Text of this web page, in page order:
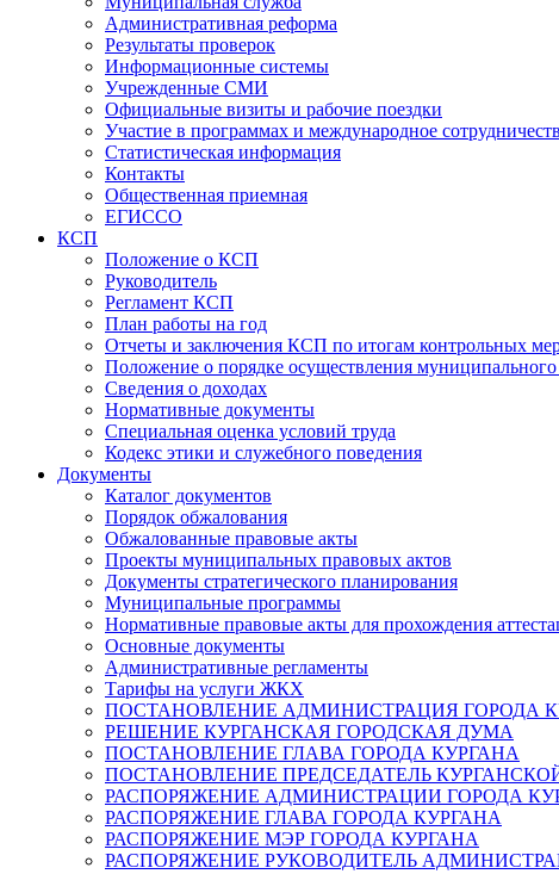
Административная реформа
Результаты проверок
Информационные системы
Учрежденные СМИ
Официальные визиты и рабочие поездки
Участие в программах и международное
Статистическая информация
Контакты
Общественная приемная
ЕГИССО
КСП
Положение о КСП
Руководитель
Регламент КСП
План работы на год
Отчеты и заключения КСП по итогам контрольных
Положение о порядке осуществления
Сведения о доходах
Нормативные документы
Специальная оценка условий труда
Кодекс этики и служебного поведения
Документы
Каталог документов
Порядок обжалования
Обжалованные правовые акты
Проекты муниципальных правовых актов
Документы стратегического планирования
Муниципальные программы
Нормативные правовые акты для прохождения
Основные документы
Административные регламенты
Тарифы на услуги ЖКХ
ПОСТАНОВЛЕНИЕ АДМИНИСТРАЦИЯ ГОРОДА
РЕШЕНИЕ КУРГАНСКАЯ ГОРОДСКАЯ ДУМА
ПОСТАНОВЛЕНИЕ ГЛАВА ГОРОДА КУРГАНА
ПОСТАНОВЛЕНИЕ ПРЕДСЕДАТЕЛЬ
РАСПОРЯЖЕНИЕ АДМИНИСТРАЦИИ ГОРОДА
РАСПОРЯЖЕНИЕ ГЛАВА ГОРОДА КУРГАНА
РАСПОРЯЖЕНИЕ МЭР ГОРОДА КУРГАНА
РАСПОРЯЖЕНИЕ РУКОВОДИТЕЛЬ